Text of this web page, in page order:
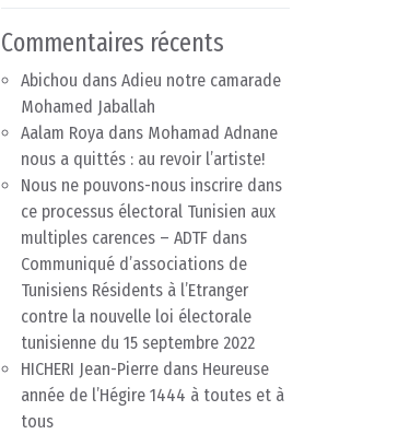
Commentaires récents
Abichou dans Adieu notre camarade
Mohamed Jaballah
Aalam Roya dans Mohamad Adnane
nous a quittés : au revoir l’artiste!
Nous ne pouvons-nous inscrire dans
ce processus électoral Tunisien aux
multiples carences – ADTF dans
Communiqué d’associations de
Tunisiens Résidents à l’Etranger
contre la nouvelle loi électorale
tunisienne du 15 septembre 2022
HICHERI Jean-Pierre dans Heureuse
année de l’Hégire 1444 à toutes et à
tous